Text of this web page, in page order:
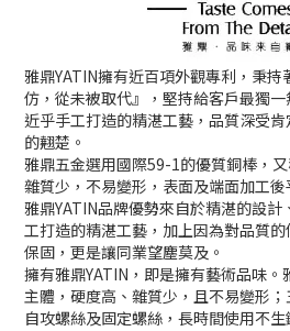
雅鼎YATIN擁有近百項外觀專利，秉
仿，從未被取代』，堅持給客戶最獨
近乎手工打造的精湛工藝，品質深受
的翹楚。
雅鼎五金選用國際59-1的優質銅棒，
雜質少，不易變形，表面及端面加工後
雅鼎YATIN品牌優勢來自於精湛的設
工打造的精湛工藝，加上因為對品質
保固，更是讓同業望塵莫及。
擁有雅鼎YATIN，即是擁有藝術品味。
主體，硬度高、雜質少，且不易變形
自攻螺絲及固定螺絲，長時間使用不生